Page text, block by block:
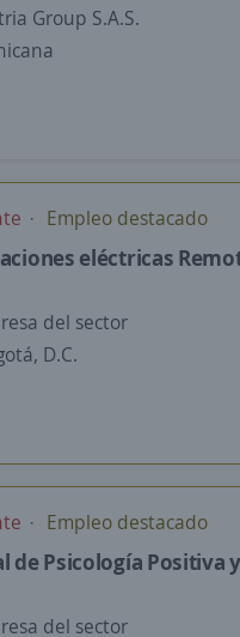
Group S.A.S.
Empleo destacado
eléctricas
del sector
D.C.
Empleo destacado
de Psicología Positiva y
del sector